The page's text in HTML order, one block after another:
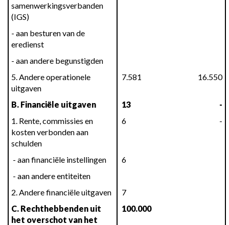
samenwerkingsverbanden
(IGS)
- aan besturen van de
eredienst
- aan andere begunstigden
5. Andere operationele
uitgaven
7.581 16.550
B. Financiële uitgaven 13
-
1. Rente, commissies en
kosten verbonden aan
schulden
6 -
- aan financiële instellingen
6
- aan andere entiteiten
2. Andere financiële uitgaven
7
C. Rechthebbenden uit
het overschot van het
100.000